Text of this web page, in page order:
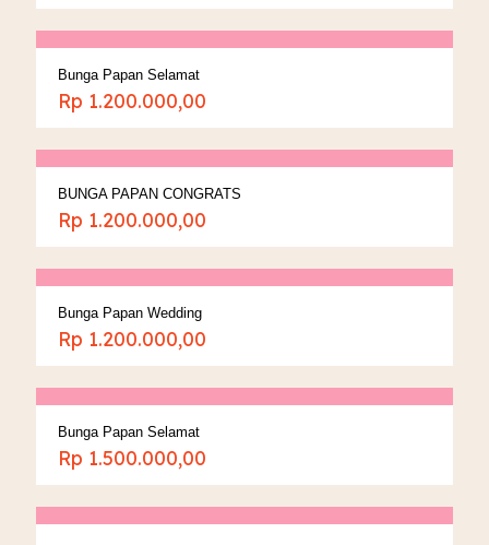
Bunga Papan Selamat
Rp 1.200.000,00
BUNGA PAPAN CONGRATS
Rp 1.200.000,00
Bunga Papan Wedding
Rp 1.200.000,00
Bunga Papan Selamat
Rp 1.500.000,00